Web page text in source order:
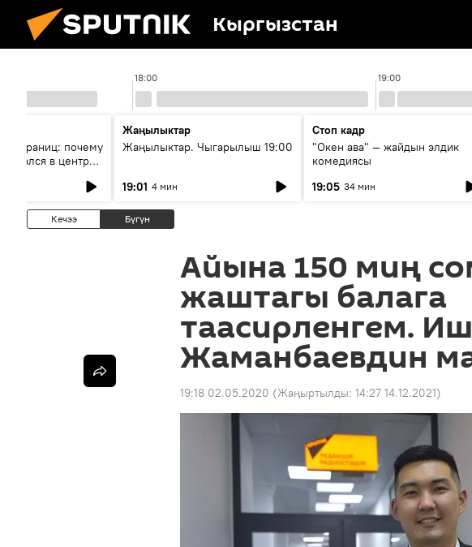
Кыргызстан
18:00 19:00
границ: почему
в центре
Жаңылыктар
Жаңылыктар. Чыгарылыш 19:00
19:01 4 мин
Стоп кадр
"Окен ава" — жайдын элдик
комедиясы
19:05 34 мин
Кечээ Бүгүн
Айына 150 миң
жаштагы балага
таасирленгем.
Жаманбаевдин
19:18 02.05.2020 (Жаңыртылды: 14:27 14.12.2021)